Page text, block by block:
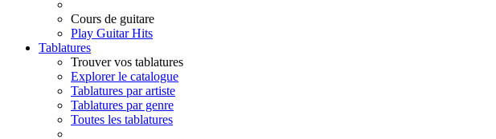
Cours de guitare
Play Guitar Hits
Tablatures
Trouver vos tablatures
Explorer le catalogue
Tablatures par artiste
Tablatures par genre
Toutes les tablatures